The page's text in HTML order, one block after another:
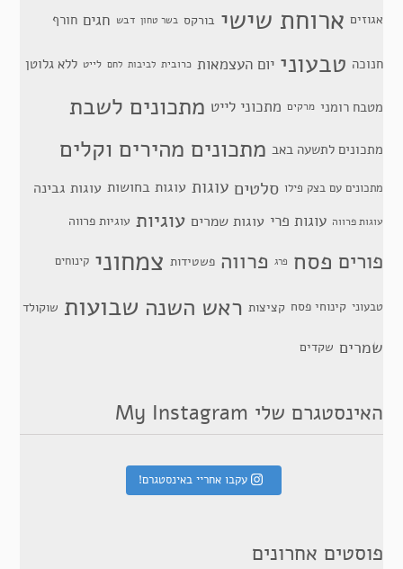
אגוזים ארוחת שישי בורקס בשר טחון דבש חגים חורף
חנוכה טבעוני יום העצמאות כרובית לביבות לחם לייט ללא גלוטן
מטבח רומני מרקים מתכוני לייט מתכונים לשבת
מתכונים לתשעה באב מתכונים מהירים וקלים
מתכונים עם בצק פילו סלטים עוגות עוגות בחושות עוגות גבינה
עוגות פרווה עוגות פרי עוגות שמרים עוגיות עוגיות פרווה
פורים פסח פרג פרווה פשטידות צמחוני קינוחים
טבעוני קינוחי פסח קציצות ראש השנה שבועות שוקולד
שמרים שקדים
האינסטגרם שלי My Instagram
עקבו אחריי באינסטגרם!
פוסטים אחרונים